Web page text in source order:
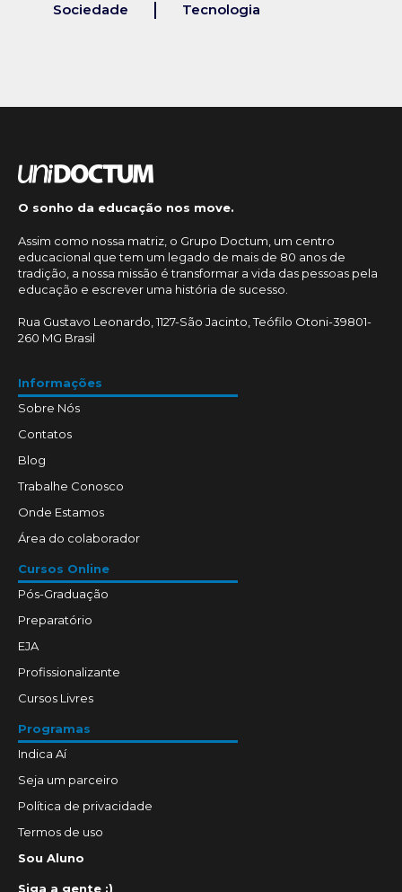
Sociedade Tecnologia
O sonho da educação nos move.
Assim como nossa matriz, o Grupo Doctum, um centro
educacional que tem um legado de mais de 80 anos de
tradição, a nossa missão é transformar a vida das pessoas pela
educação e escrever uma história de sucesso.
Rua Gustavo Leonardo, 1127-São Jacinto, Teófilo Otoni-39801-
260 MG Brasil
Informações
Sobre Nós
Contatos
Blog
Trabalhe Conosco
Onde Estamos
Área do colaborador
Cursos Online
Pós-Graduação
Preparatório
EJA
Profissionalizante
Cursos Livres
Programas
Indica Aí
Seja um parceiro
Política de privacidade
Termos de uso
Sou Aluno
Siga a gente :)